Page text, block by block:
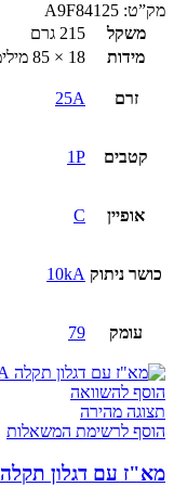
מק”ט: A9F84125
משקל
215 גרם
מידות
18 × 85 מילימטרים
זרם 25A
קטבים 1P
אופיין C
כושר ניתוק 10kA
עומק 79
הוסף להשוואה
תצוגה מהירה
הוסף לרשימת המשאלות
מא"ז עם דגלון תקלה 1P iC60H 32A